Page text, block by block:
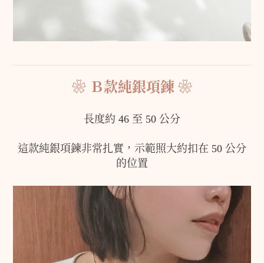
❀ Ｂ款純銀項鍊 ❀
長度約 46 至 50 公分
這款純銀項鍊非常扎實，示範照大約扣在 50 公分
的位置